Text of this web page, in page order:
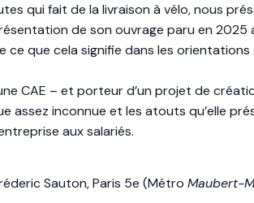
qui fait de la livraison à vélo, nous
de son ouvrage paru en 2025
que cela signifie dans les
CAE – et porteur d’un projet de
assez inconnue et les atouts qu’elle
aux salariés.
Sauton, Paris 5e (Métro Maubert-